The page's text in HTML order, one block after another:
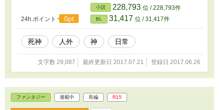
いく。 これはそんな彼らの日常である非日常を描いた現代ファン
タジー+αである。 ※以前書いていた「冥府庁送迎課現世万取締係
の日常」のリメイク版です。BL描写あります。 ※2.この作品は完
全なフィクションです。実在する人物、建物、あらゆる事柄とは一
切関係ありません。 ※3.「なろう」様、カクヨム様、pixiv様にも投
稿しています。
24h.ポイント 0pt
小説 228,793 位 / 228,793件
BL 31,417 位 / 31,417件
死神 人外 神 日常
文字数 29,087 最終更新日 2017.07.21 登録日 2017.06.26
ファンタジー 連載中 長編 R15